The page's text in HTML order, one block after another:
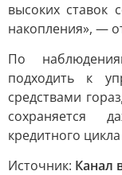
высоких ставок
накопления», —
По
подходить к
средствами
сохраняется
кредитного
Источник: Канал